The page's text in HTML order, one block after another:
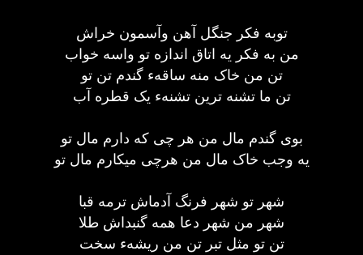
توبه فکر جنگل آهن وآسمون خراش
من به فکر یه اتاق اندازه تو واسه خواب
تن من خاک منه ساقهء گندم تن تو
تن ما تشنه ترین تشنهء یک قطره آب
بوی گندم مال من هر چی که دارم مال تو
یه وجب خاک مال من هرچی میکارم مال تو
شهر تو شهر فرنگ آدماش ترمه قبا
شهر من شهر دعا همه گنبداش طلا
تن تو مثل تبر تن من ریشهء سخت